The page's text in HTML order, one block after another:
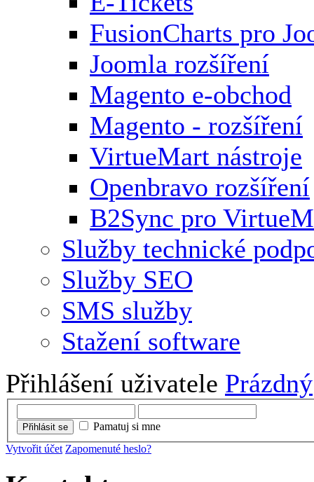
FusionCharts pro
Joomla rozšíření
Magento e-obchod
Magento - rozšíření
VirtueMart nástroje
Openbravo rozšíření
B2Sync pro
Služby technické
Služby SEO
SMS služby
Stažení software
Přihlášení uživatele Prázdný
Přihlásit se
Pamatuj si mne
Vytvořit účet Zapomenuté heslo?